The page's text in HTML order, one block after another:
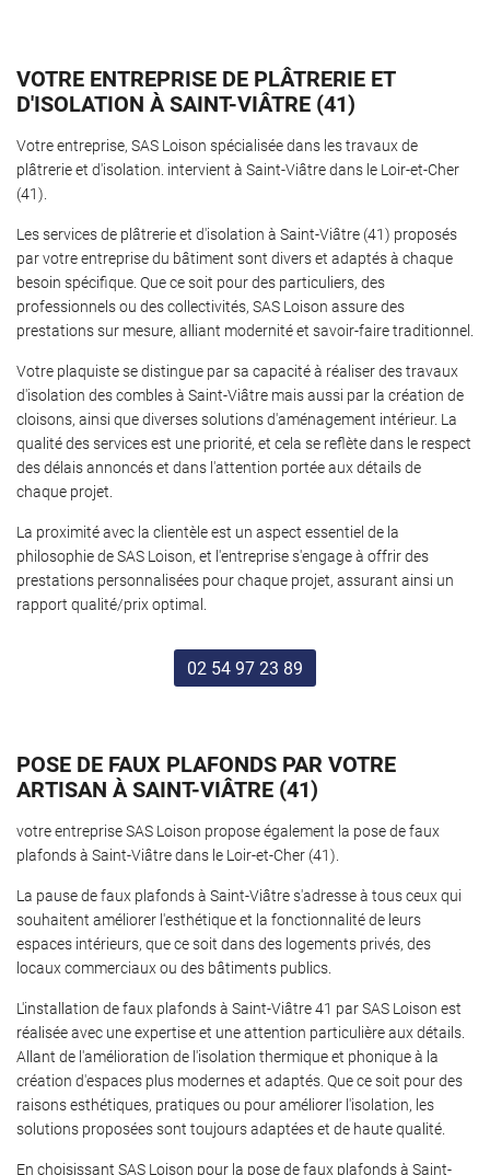
Isolaton
réalisatons
Avis
Actualités
Contact
Rejoignez-
VOTRE ENTREPRISE DE PLÂTRERIE ET
D'ISOLATION À SAINT-VIÂTRE (41)
Votre entreprise, SAS Loison spécialisée dans les travaux de
plâtrerie et d'isolation. intervient à Saint-Viâtre dans le Loir-et-Cher
(41).
Les services de plâtrerie et d'isolation à Saint-Viâtre (41) proposés
par votre entreprise du bâtiment sont divers et adaptés à chaque
besoin spécifique. Que ce soit pour des particuliers, des
professionnels ou des collectivités, SAS Loison assure des
prestations sur mesure, alliant modernité et savoir-faire traditionnel.
Votre plaquiste se distingue par sa capacité à réaliser des travaux
d'isolation des combles à Saint-Viâtre mais aussi par la création de
cloisons, ainsi que diverses solutions d'aménagement intérieur. La
qualité des services est une priorité, et cela se reflète dans le respect
des délais annoncés et dans l'attention portée aux détails de
chaque projet.
La proximité avec la clientèle est un aspect essentiel de la
philosophie de SAS Loison, et l'entreprise s'engage à offrir des
prestations personnalisées pour chaque projet, assurant ainsi un
rapport qualité/prix optimal.
02 54 97 23 89
POSE DE FAUX PLAFONDS PAR VOTRE
ARTISAN À SAINT-VIÂTRE (41)
votre entreprise SAS Loison propose également la pose de faux
plafonds à Saint-Viâtre dans le Loir-et-Cher (41).
La pause de faux plafonds à Saint-Viâtre s'adresse à tous ceux qui
souhaitent améliorer l'esthétique et la fonctionnalité de leurs
espaces intérieurs, que ce soit dans des logements privés, des
locaux commerciaux ou des bâtiments publics.
L'installation de faux plafonds à Saint-Viâtre 41 par SAS Loison est
réalisée avec une expertise et une attention particulière aux détails.
Allant de l'amélioration de l'isolation thermique et phonique à la
création d'espaces plus modernes et adaptés. Que ce soit pour des
raisons esthétiques, pratiques ou pour améliorer l'isolation, les
solutions proposées sont toujours adaptées et de haute qualité.
En choisissant SAS Loison pour la pose de faux plafonds à Saint-